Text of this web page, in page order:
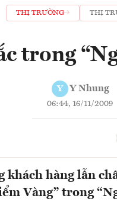
THỊ TRƯỜNG THỊ
trong
Y Y Nhung
06:44, 16/11/2009
khách hàng lẫn
Vàng” trong